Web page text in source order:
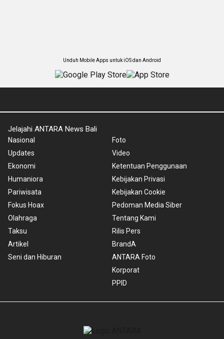
Unduh Mobile Apps untuk iOS dan Android
Jelajahi ANTARA News Bali
Nasional
Updates
Ekonomi
Humaniora
Pariwisata
Fokus Hoax
Olahraga
Taksu
Artikel
Seni dan Hiburan
Foto
Video
Ketentuan Penggunaan
Kebijakan Privasi
Kebijakan Cookie
Pedoman Media Siber
Tentang Kami
Rilis Pers
BrandA
ANTARA Foto
Korporat
PPID